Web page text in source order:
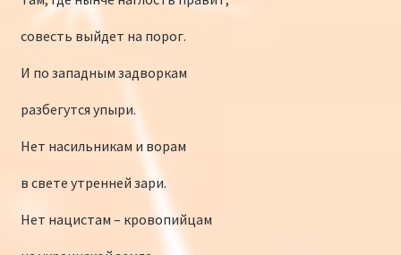
Страничка победителей 2017
k
as
sn
iki
совесть выйдет на порог.
И по западным задворкам
разбегутся упыри.
Нет насильникам и ворам
в свете утренней зари.
Нет нацистам – кровопийцам